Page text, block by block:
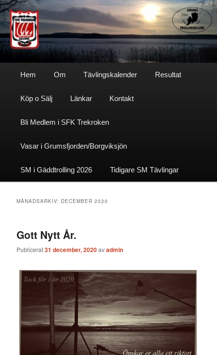
Hoppa
till
primärt
innehåll
Hoppa
till
sekundärt
innehållSfktrekroken
Hem Om Tävlingskalender Resultat
Köp o Sälj Länkar Kontakt
Bli Medlem i SFK Trekroken
Vasar i Grumsfjorden/Borgviksjön
SM i Gäddtrolling 2026 Tidigare SM Tävlingar
MÅNADSARKIV: DECEMBER 2020
Gott Nytt År.
Publicerat31 december, 2020avadmin